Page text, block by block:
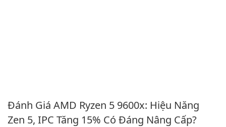
Đánh Giá AMD Ryzen 5 9600x: Hiệu Năng
Zen 5, IPC Tăng 15% Có Đáng Nâng Cấp?